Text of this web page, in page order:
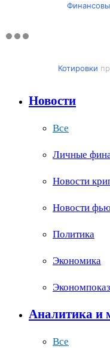
Котировки
Новости
Все
Личные
Новости
Новости
Политика
Экономика
Аналитика и
Все